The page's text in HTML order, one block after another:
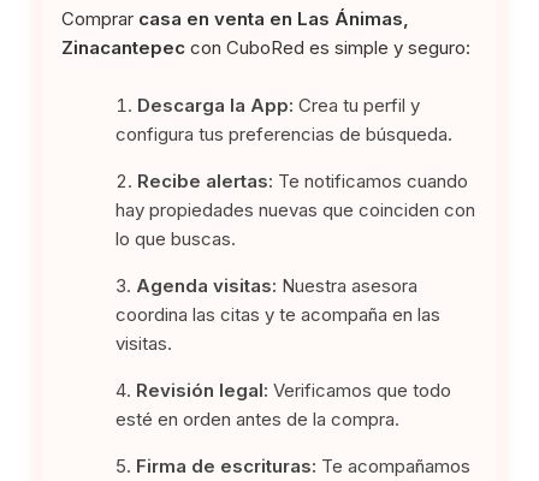
Comprar casa en venta en Las Ánimas,
Zinacantepec con CuboRed es simple y seguro:
Descarga la App: Crea tu perfil y
configura tus preferencias de búsqueda.
Recibe alertas: Te notificamos cuando
hay propiedades nuevas que coinciden con
lo que buscas.
Agenda visitas: Nuestra asesora
coordina las citas y te acompaña en las
visitas.
Revisión legal: Verificamos que todo
esté en orden antes de la compra.
Firma de escrituras: Te acompañamos